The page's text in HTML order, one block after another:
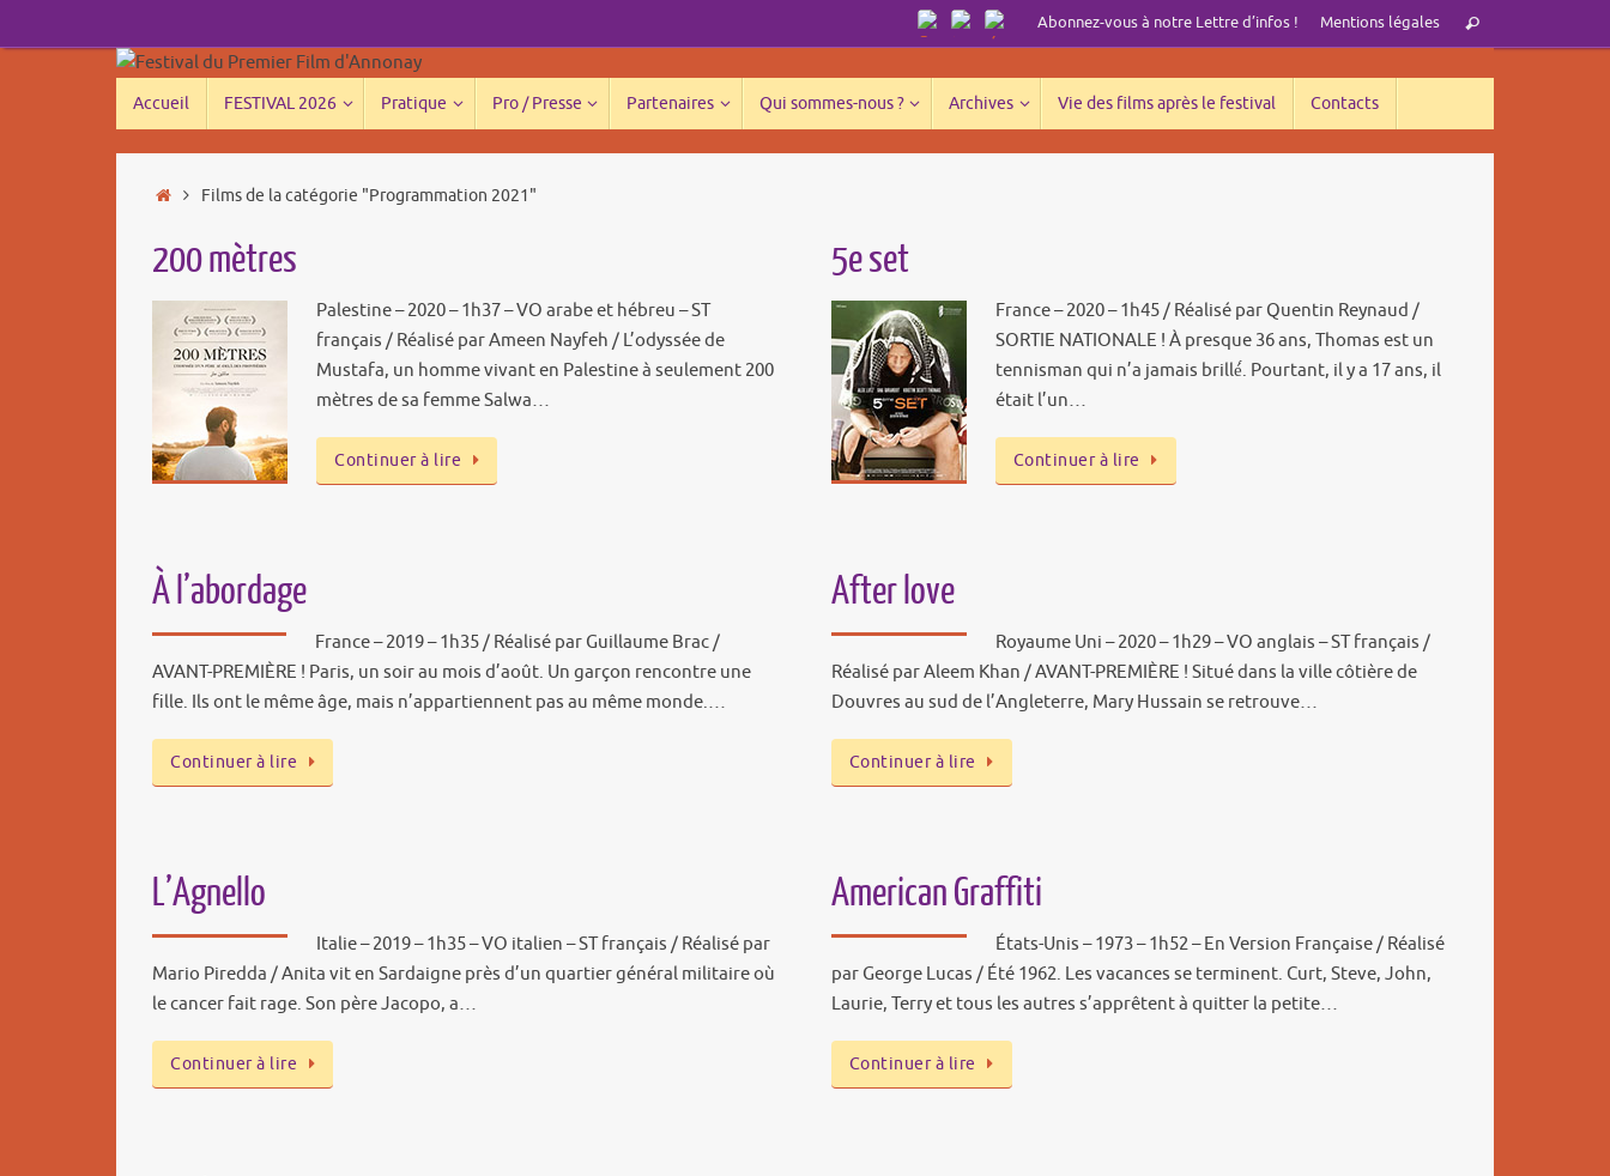
au
Abonnez-vous à notre Lettre d’infos ! Mentions légales
pour
:
Rechercher
Accueil FESTIVAL 2026 Pratique Pro / Presse Partenaires Qui sommes-nous ? Archives Vie des films après le festival Contacts
Accueil
Films de la catégorie "Programmation 2021"
200 mètres
Palestine – 2020 – 1h37 – VO arabe et hébreu – ST
français / Réalisé par Ameen Nayfeh / L’odyssée de
Mustafa, un homme vivant en Palestine à seulement 200
mètres de sa femme Salwa…
Continuer à lire
5e set
France – 2020 – 1h45 / Réalisé par Quentin Reynaud /
SORTIE NATIONALE ! À presque 36 ans, Thomas est un
tennisman qui n’a jamais brillé́. Pourtant, il y a 17 ans, il
était l’un…
Continuer à lire
À l’abordage
France – 2019 – 1h35 / Réalisé par Guillaume Brac /
AVANT-PREMIÈRE ! Paris, un soir au mois d’août. Un garçon rencontre une
fille. Ils ont le même âge, mais n’appartiennent pas au même monde.…
Continuer à lire
After love
Royaume Uni – 2020 – 1h29 – VO anglais – ST français /
Réalisé par Aleem Khan / AVANT-PREMIÈRE ! Situé dans la ville côtière de
Douvres au sud de l’Angleterre, Mary Hussain se retrouve…
Continuer à lire
L’Agnello
Italie – 2019 – 1h35 – VO italien – ST français / Réalisé par
Mario Piredda / Anita vit en Sardaigne près d’un quartier général militaire où
le cancer fait rage. Son père Jacopo, a…
Continuer à lire
American Graffiti
États-Unis – 1973 – 1h52 – En Version Française / Réalisé
par George Lucas / Été 1962. Les vacances se terminent. Curt, Steve, John,
Laurie, Terry et tous les autres s’apprêtent à quitter la petite…
Continuer à lire